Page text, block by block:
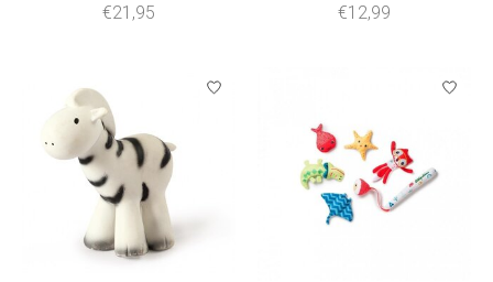
€21,95
€12,99